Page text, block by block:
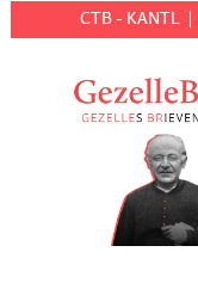
CTB - KANTL